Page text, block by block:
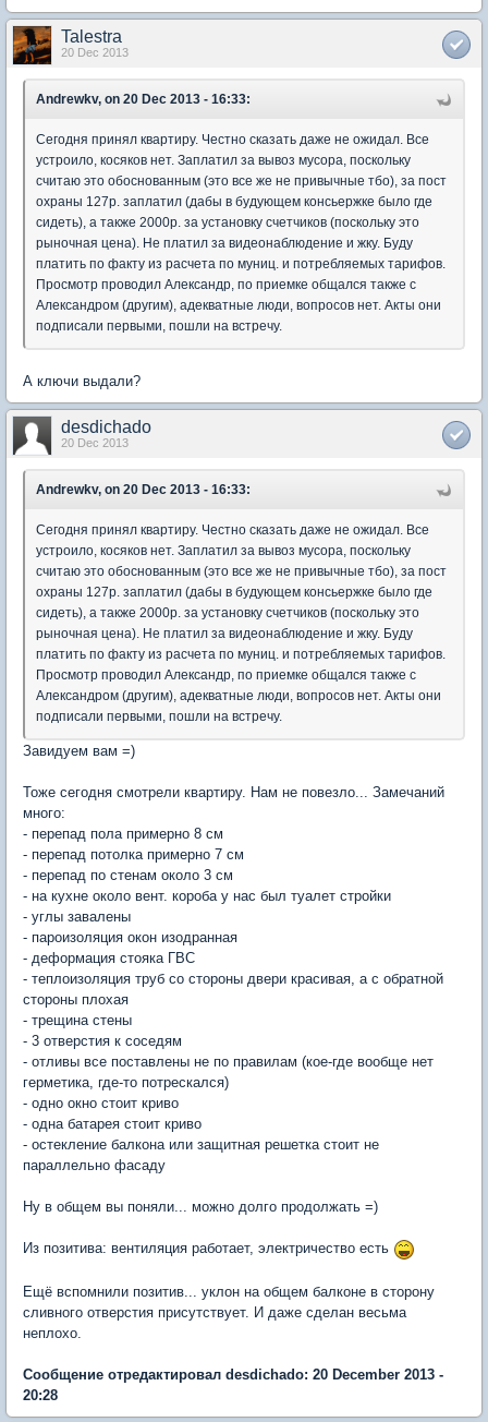
Talestra
20 Dec 2013
Andrewkv, on 20 Dec 2013 - 16:33:
Сегодня принял квартиру. Честно сказать даже не ожидал. Все
устроило, косяков нет. Заплатил за вывоз мусора, поскольку
считаю это обоснованным (это все же не привычные тбо), за пост
охраны 127р. заплатил (дабы в будующем консьержке было где
сидеть), а также 2000р. за установку счетчиков (поскольку это
рыночная цена). Не платил за видеонаблюдение и жку. Буду
платить по факту из расчета по муниц. и потребляемых тарифов.
Просмотр проводил Александр, по приемке общался также с
Александром (другим), адекватные люди, вопросов нет. Акты они
подписали первыми, пошли на встречу.
А ключи выдали?
desdichado
20 Dec 2013
Andrewkv, on 20 Dec 2013 - 16:33:
Сегодня принял квартиру. Честно сказать даже не ожидал. Все
устроило, косяков нет. Заплатил за вывоз мусора, поскольку
считаю это обоснованным (это все же не привычные тбо), за пост
охраны 127р. заплатил (дабы в будующем консьержке было где
сидеть), а также 2000р. за установку счетчиков (поскольку это
рыночная цена). Не платил за видеонаблюдение и жку. Буду
платить по факту из расчета по муниц. и потребляемых тарифов.
Просмотр проводил Александр, по приемке общался также с
Александром (другим), адекватные люди, вопросов нет. Акты они
подписали первыми, пошли на встречу.
Завидуем вам =)
Тоже сегодня смотрели квартиру. Нам не повезло... Замечаний
много:
- перепад пола примерно 8 см
- перепад потолка примерно 7 см
- перепад по стенам около 3 см
- на кухне около вент. короба у нас был туалет стройки
- углы завалены
- пароизоляция окон изодранная
- деформация стояка ГВС
- теплоизоляция труб со стороны двери красивая, а с обратной
стороны плохая
- трещина стены
- 3 отверстия к соседям
- отливы все поставлены не по правилам (кое-где вообще нет
герметика, где-то потрескался)
- одно окно стоит криво
- одна батарея стоит криво
- остекление балкона или защитная решетка стоит не
параллельно фасаду
Ну в общем вы поняли... можно долго продолжать =)
Из позитива: вентиляция работает, электричество есть
Ещё вспомнили позитив... уклон на общем балконе в сторону
сливного отверстия присутствует. И даже сделан весьма
неплохо.
Сообщение отредактировал desdichado: 20 December 2013 -
20:28